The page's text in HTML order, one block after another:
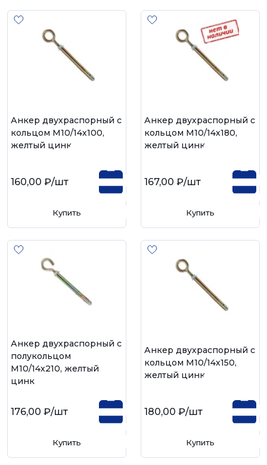
Анкер двухраспорный с
кольцом М10/14х100,
желтый цинк
160,00 ₽/шт
Купить
Анкер двухраспорный с
кольцом М10/14х180,
желтый цинк
167,00 ₽/шт
Купить
Анкер двухраспорный с
полукольцом
М10/14х210, желтый
цинк
176,00 ₽/шт
Купить
Анкер двухраспорный с
кольцом М10/14х150,
желтый цинк
180,00 ₽/шт
Купить